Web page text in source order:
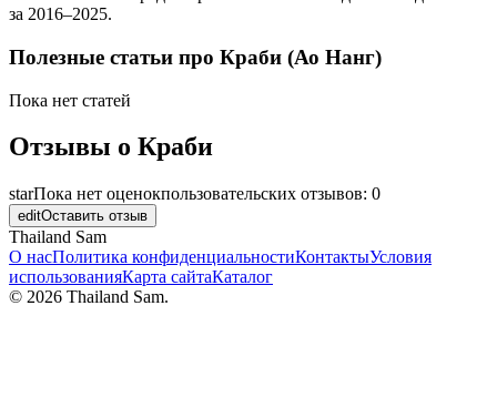
за 2016–2025.
Полезные статьи про Краби (Ао Нанг)
Пока нет статей
Отзывы о Краби
starПока нет оценокпользовательских отзывов: 0
editОставить отзыв
Thailand Sam
О насПолитика конфиденциальностиКонтактыУсловия
использованияКарта сайтаКаталог
© 2026 Thailand Sam.